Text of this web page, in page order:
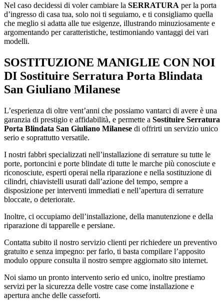
Nel caso decidessi di voler cambiare la SERRATURA per la porta
d’ingresso di casa tua, solo noi ti seguiamo, e ti consigliamo quella
che meglio si adatta alle tue esigenze, illustrando minuziosamente e
argomentando per caratteristiche, testimoniando vantaggi dei vari
modelli.
SOSTITUZIONE MANIGLIE CON NOI
DI Sostituire Serratura Porta Blindata
San Giuliano Milanese
L’esperienza di oltre vent’anni che possiamo vantarci di avere è una
garanzia di prestigio e affidabilità, e permette a Sostituire Serratura
Porta Blindata San Giuliano Milanese di offrirti un servizio unico
serio e soprattutto versatile.
I nostri fabbri specializzati nell’installazione di serrature su tutte le
porte, portoncini e porte blindate di tutte le marche più conosciute e
riconosciute, esperti operai nella riparazione e nella sostituzione di
cilindri, chiavistelli usurati dall’azione del tempo, sempre a
disposizione per interventi immediati e nell’apertura di serrature
bloccate, o deteriorate.
Inoltre, ci occupiamo dell’installazione, della manutenzione e della
riparazione di tapparelle e persiane.
Contatta subito il nostro servizio clienti per richiedere un preventivo
gratuito e senza impegno: per farlo, ti basta compilare l’apposito
modulo oppure consulta il nostro sempre aggiornato sito internet.
Noi siamo un pronto intervento serio ed unico, inoltre prestiamo
servizi per la sicurezza delle vostre case come installazione e
apertura anche delle casseforti.